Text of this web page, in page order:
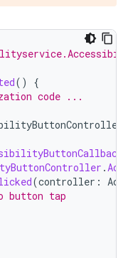
()
{
code ...
.
(controller :
button tap